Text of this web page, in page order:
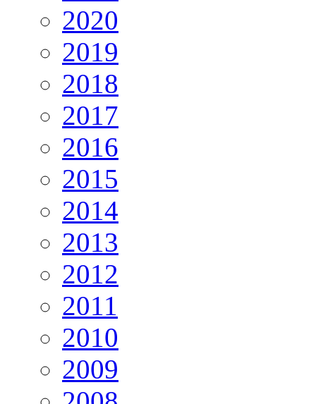
2020
2019
2018
2017
2016
2015
2014
2013
2012
2011
2010
2009